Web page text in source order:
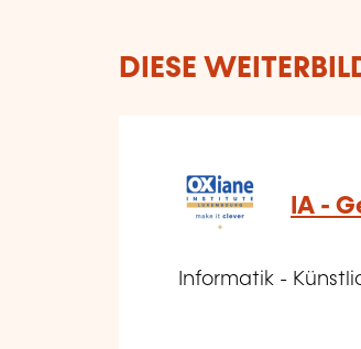
DIESE
IA -
Informatik -